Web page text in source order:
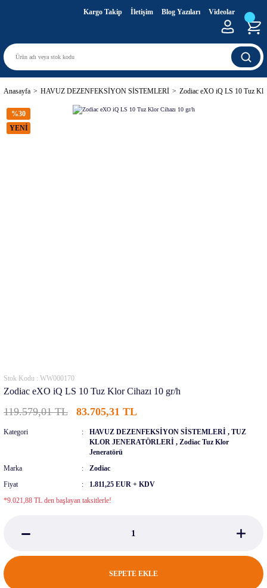
Kargo Takip İletişim Blog Yazıları Videolar
Anasayfa HAVUZ DEZENFEKSİYON SİSTEMLERİ Zodiac eXO iQ LS 10 Tuz
%30
YENİ
Stok Kodu : WW000170
Zodiac eXO iQ LS 10 Tuz Klor Cihazı 10 gr/h
119.579,01 TL 83.705,31 TL
Kategori HAVUZ DEZENFEKSİYON SİSTEMLERİ , TUZ
KLOR JENERATÖRLERİ , Zodiac Tuz Klor
Jeneratörü
Marka
Zodiac
Fiyat
1.811,25 EUR + KDV
*9.021,88 TL den başlayan taksitlerle!
SEPETE EKLE